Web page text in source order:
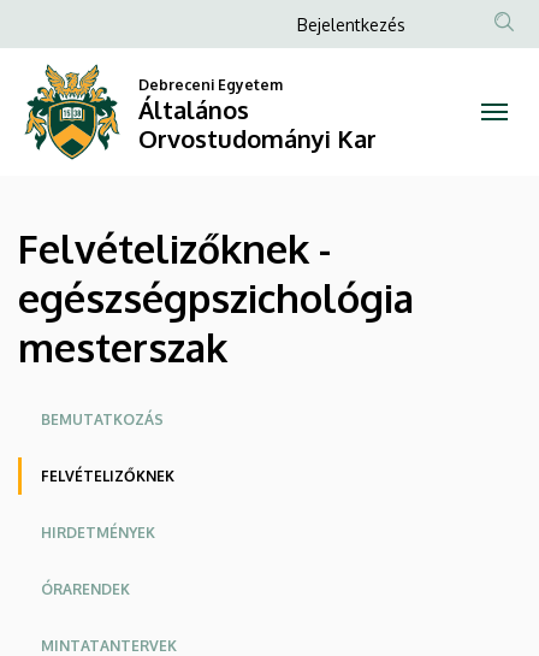
egészségpszichológia
mesterszak
Általános
Orvostudományi
Kar
a
tartalomra
Anonim
menüje
Bejelentkezés
Debreceni Egyetem
Általános
Orvostudományi Kar
Felvételizőknek -
egészségpszichológia
mesterszak
Oldalmenü
BEMUTATKOZÁS
FELVÉTELIZŐKNEK
HIRDETMÉNYEK
ÓRARENDEK
MINTATANTERVEK